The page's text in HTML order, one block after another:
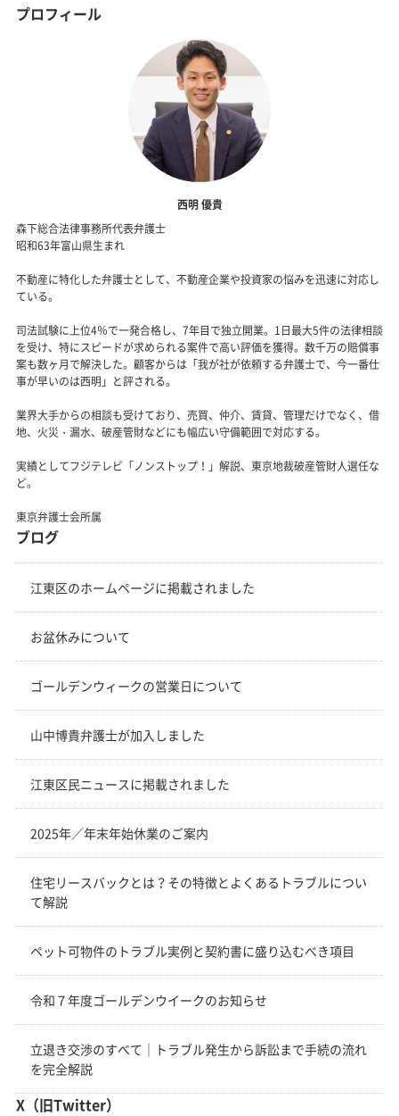
プロフィール
西明 優貴
森下総合法律事務所代表弁護士
昭和63年富山県生まれ
不動産に特化した弁護士として、不動産企業や投資家の悩みを迅速に対応し
ている。
司法試験に上位4％で一発合格し、7年目で独立開業。1日最大5件の法律相談
を受け、特にスピードが求められる案件で高い評価を獲得。数千万の賠償事
案も数ヶ月で解決した。顧客からは「我が社が依頼する弁護士で、今一番仕
事が早いのは西明」と評される。
業界大手からの相談も受けており、売買、仲介、賃貸、管理だけでなく、借
地、火災・漏水、破産管財などにも幅広い守備範囲で対応する。
実績としてフジテレビ「ノンストップ！」解説、東京地裁破産管財人選任な
ど。
東京弁護士会所属
ブログ
江東区のホームページに掲載されました
お盆休みについて
ゴールデンウィークの営業日について
山中博貴弁護士が加入しました
江東区民ニュースに掲載されました
2025年／年末年始休業のご案内
住宅リースバックとは？その特徴とよくあるトラブルについ
て解説
ペット可物件のトラブル実例と契約書に盛り込むべき項目
令和７年度ゴールデンウイークのお知らせ
立退き交渉のすべて｜トラブル発生から訴訟まで手続の流れ
を完全解説
X（旧Twitter）